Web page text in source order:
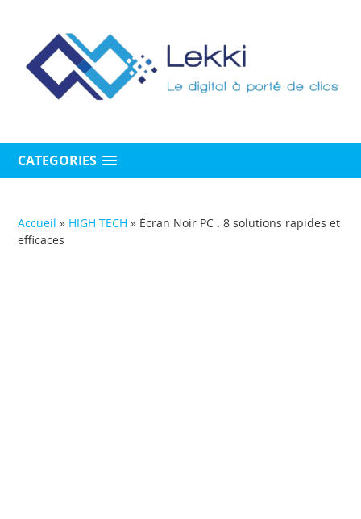
CATEGORIES
Accueil » HIGH TECH » Écran Noir PC : 8 solutions rapides et
efficaces